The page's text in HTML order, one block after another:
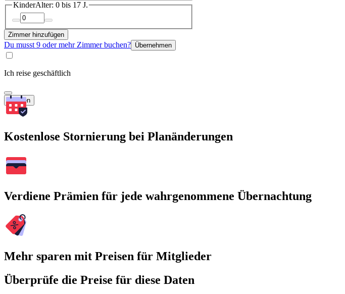
KinderAlter: 0 bis 17 J.
Zimmer hinzufügen
Du musst 9 oder mehr Zimmer buchen? Übernehmen
Ich reise geschäftlich
Suchen
Kostenlose Stornierung bei Planänderungen
Verdiene Prämien für jede wahrgenommene Übernachtung
Mehr sparen mit Preisen für Mitglieder
Überprüfe die Preise für diese Daten